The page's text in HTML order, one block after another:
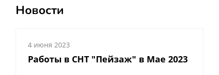
Новости
4 июня 2023
Работы в СНТ "Пейзаж" в Мае 2023